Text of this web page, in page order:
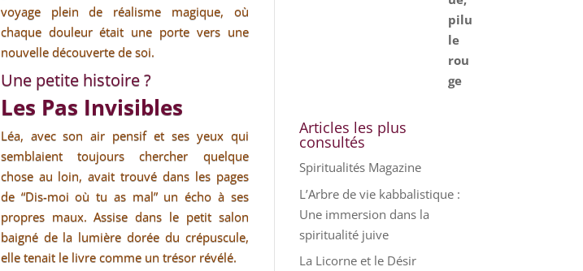
voyage plein de réalisme magique, où
chaque douleur était une porte vers une
nouvelle découverte de soi.
Une petite histoire ?
Les Pas Invisibles
Léa, avec son air pensif et ses yeux qui
semblaient toujours chercher quelque
chose au loin, avait trouvé dans les pages
de “Dis-moi où tu as mal” un écho à ses
propres maux. Assise dans le petit salon
baigné de la lumière dorée du crépuscule,
elle tenait le livre comme un trésor révélé.
Articles les plus
consultés
Spiritualités Magazine
L’Arbre de vie kabbalistique :
Une immersion dans la
spiritualité juive
La Licorne et le Désir